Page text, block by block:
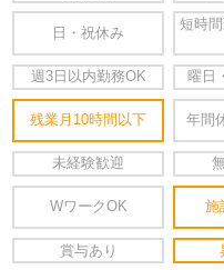
日・祝休み
短時
週3日以内勤務OK 曜日
残業月10時間以下 年間
未経験歓迎
WワークOK 施
賞与あり